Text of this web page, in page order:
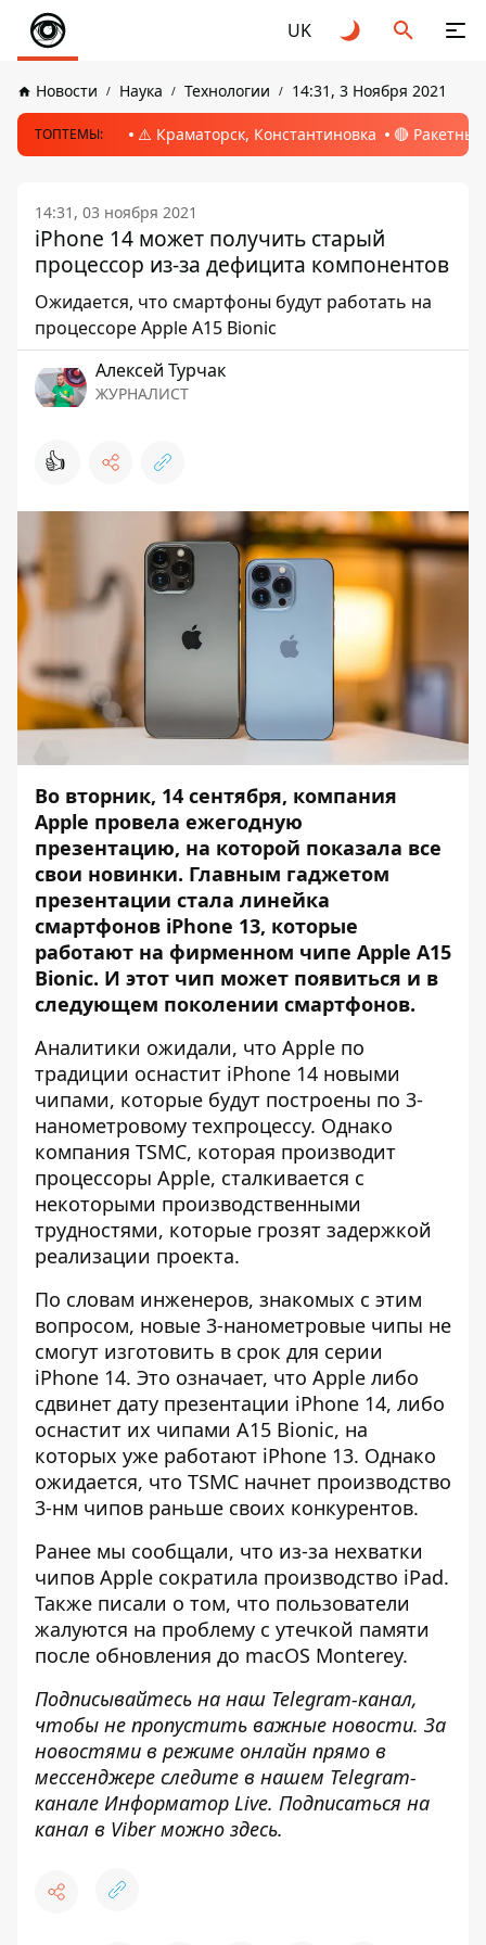
UK
Новости Наука Технологии 14:31, 3 Ноября 2021
ТОПТЕМЫ: ⚠️ Краматорск, Константиновка 🔴
14:31, 03 ноября 2021
iPhone 14 может получить старый
процессор из-за дефицита компонентов
Ожидается, что смартфоны будут работать на
процессоре Apple A15 Bionic
Алексей Турчак
ЖУРНАЛИСТ
👍
Во вторник, 14 сентября, компания
Apple провела ежегодную
презентацию, на которой показала все
свои новинки. Главным гаджетом
презентации стала линейка
смартфонов iPhone 13, которые
работают на фирменном чипе Apple A15
Bionic. И этот чип может появиться и в
следующем поколении смартфонов.
Аналитики ожидали, что Apple по
традиции оснастит iPhone 14 новыми
чипами, которые будут построены по 3-
нанометровому техпроцессу. Однако
компания TSMC, которая производит
процессоры Apple, сталкивается с
некоторыми производственными
трудностями, которые грозят задержкой
реализации проекта.
По словам инженеров, знакомых с этим
вопросом, новые 3-нанометровые чипы не
смогут изготовить в срок для серии
iPhone 14. Это означает, что Apple либо
сдвинет дату презентации iPhone 14, либо
оснастит их чипами A15 Bionic, на
которых уже работают iPhone 13. Однако
ожидается, что TSMC начнет производство
3-нм чипов раньше своих конкурентов.
Ранее мы сообщали, что из-за нехватки
чипов Apple сократила производство iPad.
Также писали о том, что пользователи
жалуются на проблему с утечкой памяти
после обновления до macOS Monterey.
Подписывайтесь на наш Telegram-канал,
чтобы не пропустить важные новости. За
новостями в режиме онлайн прямо в
мессенджере следите в нашем Telegram-
канале Информатор Live. Подписаться на
канал в Viber можно здесь.